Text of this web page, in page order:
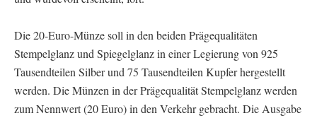
Die 20-Euro-Münze soll in den beiden Prägequalitäten
Stempelglanz und Spiegelglanz in einer Legierung von 925
Tausendteilen Silber und 75 Tausendteilen Kupfer hergestellt
werden. Die Münzen in der Prägequalität Stempelglanz werden
zum Nennwert (20 Euro) in den Verkehr gebracht. Die Ausgabe